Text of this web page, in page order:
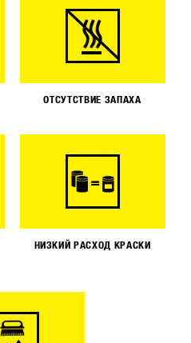
ОТСУТСТВИЕ ЗАПАХА
НИЗКИЙ РАСХОД КРАСКИ